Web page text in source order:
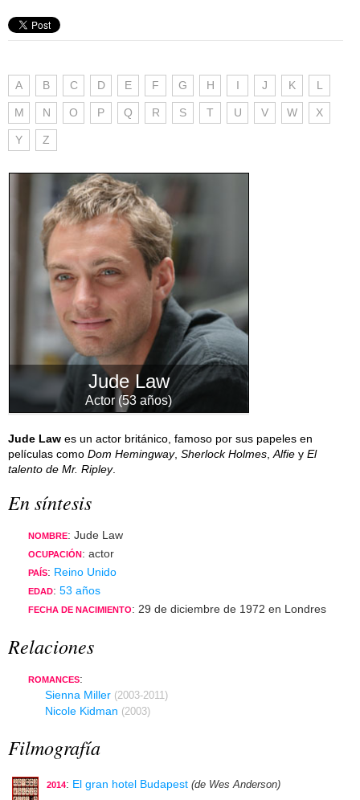
A B C D E F G H I J K L
M N O P Q R S T U V W X
Y Z
Jude Law
Actor (53 años)
Jude Law es un actor británico, famoso por sus papeles en
películas como Dom Hemingway, Sherlock Holmes Alfie y El
talento de Mr. Ripley.
En síntesis
NOMBRE: Jude Law
OCUPACIÓN : actor
PAÍS: Reino Unido
EDAD: 53 años
FECHA DE NACIMIENTO: 29 de diciembre de 1972 en Londres
Relaciones
ROMANCES:
Sienna Miller (2003-2011)
Nicole Kidman (2003)
Filmografía
2014: El gran hotel Budapest (de Wes Anderson)